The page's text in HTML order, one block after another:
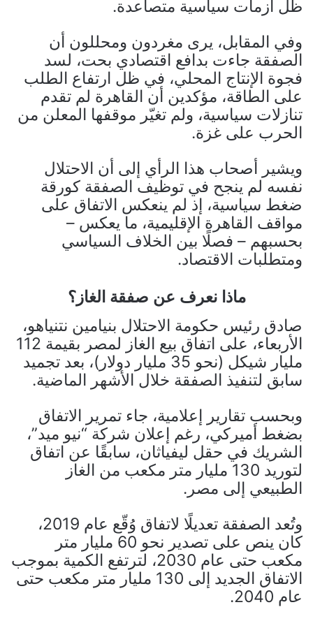
ظل أزمات سياسية متصاعدة.
وفي المقابل، يرى مغردون ومحللون أن
الصفقة جاءت بدافع اقتصادي بحت، لسد
فجوة الإنتاج المحلي، في ظل ارتفاع الطلب
على الطاقة، مؤكدين أن القاهرة لم تقدم
تنازلات سياسية، ولم تغيّر موقفها المعلن من
الحرب على غزة.
ويشير أصحاب هذا الرأي إلى أن الاحتلال
نفسه لم ينجح في توظيف الصفقة كورقة
ضغط سياسية، إذ لم ينعكس الاتفاق على
مواقف القاهرة الإقليمية، ما يعكس –
بحسبهم – فصلًا بين الخلاف السياسي
ومتطلبات الاقتصاد.
ماذا نعرف عن صفقة الغاز؟
صادق رئيس حكومة الاحتلال بنيامين نتنياهو،
الأربعاء، على اتفاق بيع الغاز لمصر بقيمة 112
مليار شيكل (نحو 35 مليار دولار)، بعد تجميد
سابق لتنفيذ الصفقة خلال الأشهر الماضية.
وبحسب تقارير إعلامية، جاء تمرير الاتفاق
بضغط أميركي، رغم إعلان شركة “نيو ميد”،
الشريك في حقل ليفياثان، سابقًا عن اتفاق
لتوريد 130 مليار متر مكعب من الغاز
الطبيعي إلى مصر.
وتُعد الصفقة تعديلًا لاتفاق وُقّع عام 2019،
كان ينص على تصدير نحو 60 مليار متر
مكعب حتى عام 2030، لترتفع الكمية بموجب
الاتفاق الجديد إلى 130 مليار متر مكعب حتى
عام 2040.